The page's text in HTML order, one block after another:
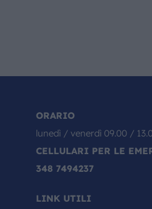
ORARIO
lunedì / venerdì 09.00 /
CELLULARI PER LE
348 7494237
LINK UTILI